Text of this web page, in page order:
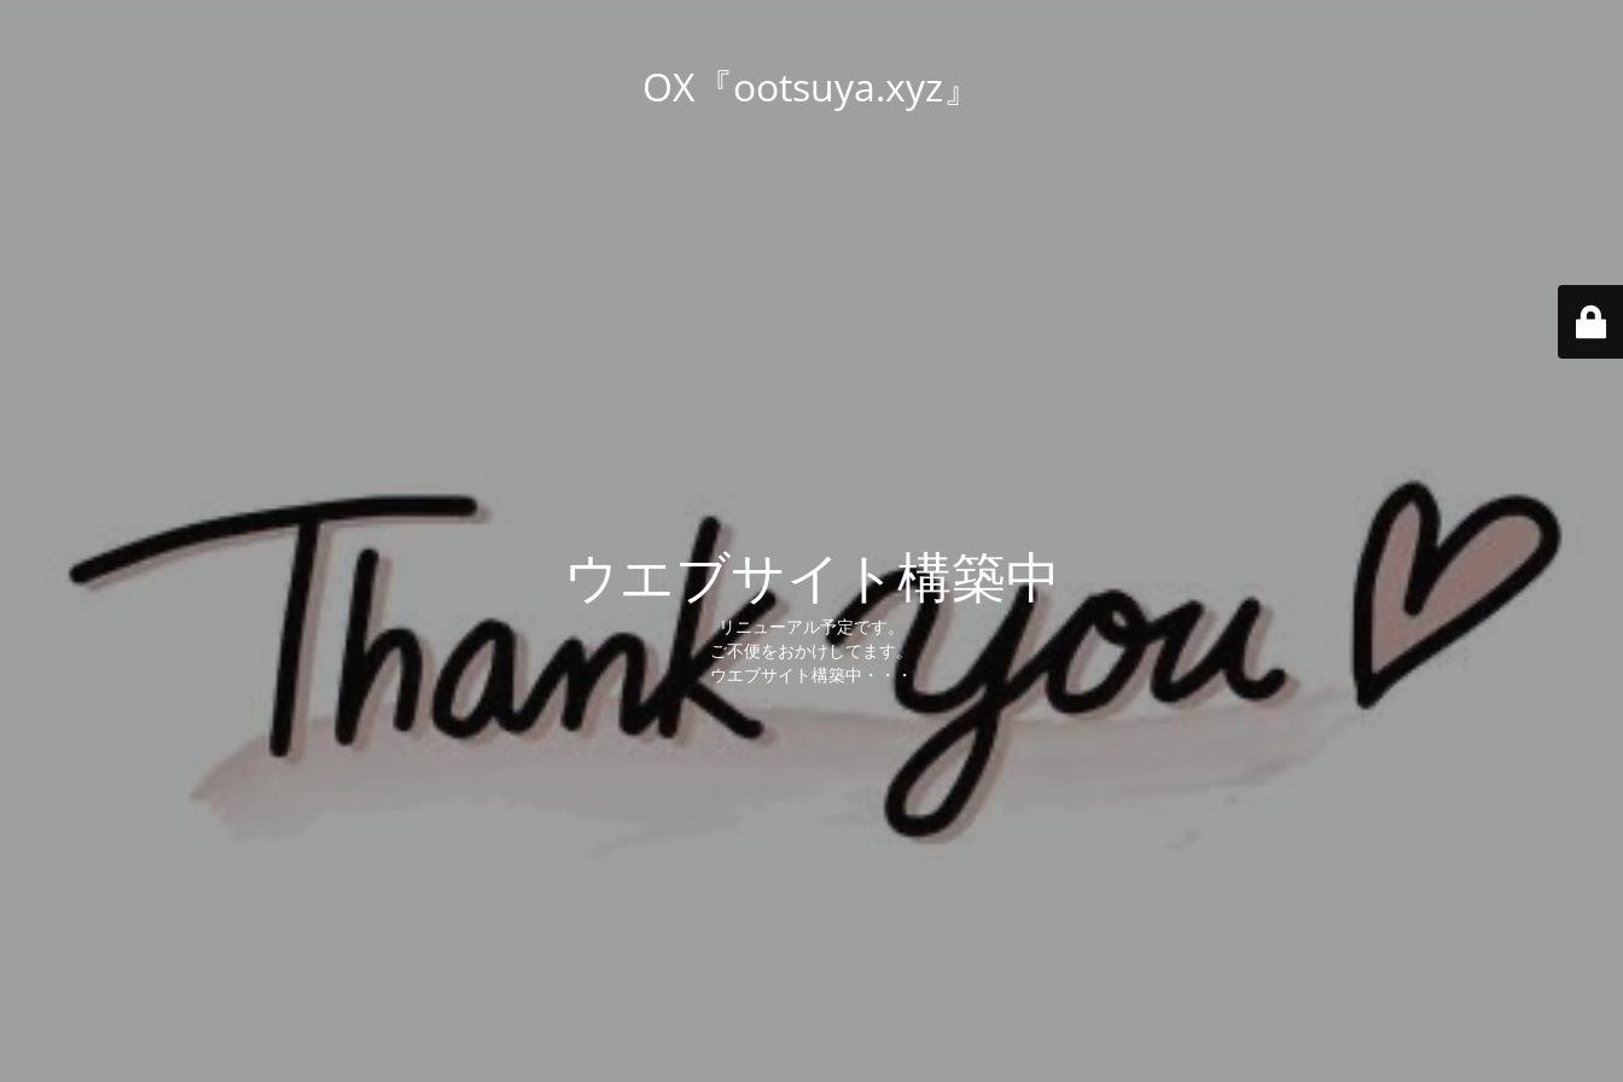
OX『ootsuya.xyz』
ウエブサイト構築中
リニューアル予定です。
ご不便をおかけしてます。
ウエブサイト構築中・・・